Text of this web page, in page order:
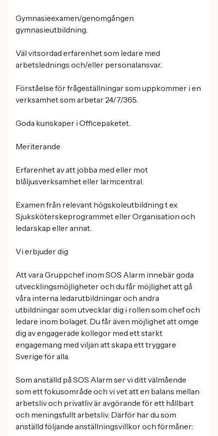
Gymnasieexamen/genomgången
gymnasieutbildning.
Väl vitsordad erfarenhet som ledare med
arbetslednings och/eller personalansvar.
Förståelse för frågeställningar som uppkommer i en
verksamhet som arbetar 24/7/365.
Goda kunskaper i Officepaketet.
Meriterande
Erfarenhet av att jobba med eller mot
blåljusverksamhet eller larmcentral.
Examen från relevant högskoleutbildning t ex
Sjuksköterskeprogrammet eller Organisation och
ledarskap eller annat.
Vi erbjuder dig
Att vara Gruppchef inom SOS Alarm innebär goda
utvecklingsmöjligheter och du får möjlighet att gå
våra interna ledarutbildningar och andra
utbildningar som utvecklar dig i rollen som chef och
ledare inom bolaget. Du får även möjlighet att omge
dig av engagerade kollegor med ett starkt
engagemang med viljan att skapa ett tryggare
Sverige för alla.
Som anställd på SOS Alarm ser vi ditt välmående
som ett fokusområde och vi vet att en balans mellan
arbetsliv och privatliv är avgörande för ett hållbart
och meningsfullt arbetsliv. Därför har du som
anställd följande anställningsvillkor och förmåner: